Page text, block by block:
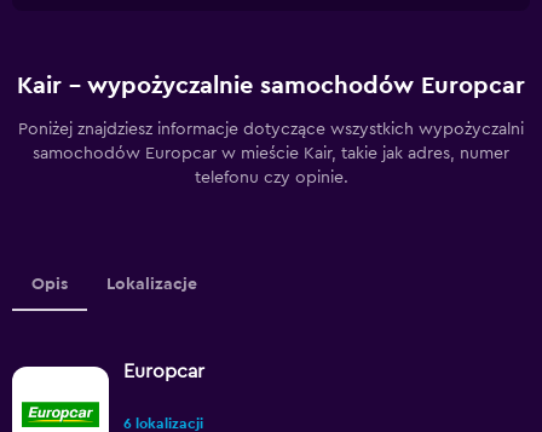
Kair – wypożyczalnie samochodów Europcar
Poniżej znajdziesz informacje dotyczące wszystkich wypożyczalni
samochodów Europcar w mieście Kair, takie jak adres, numer
telefonu czy opinie.
Opis Lokalizacje
Europcar
6 lokalizacji